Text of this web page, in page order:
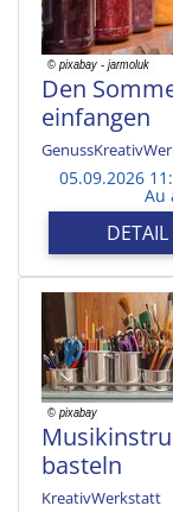
Den
einfangen
05.09.2026
Au
DETAIL
basteln
KreativWerkstatt